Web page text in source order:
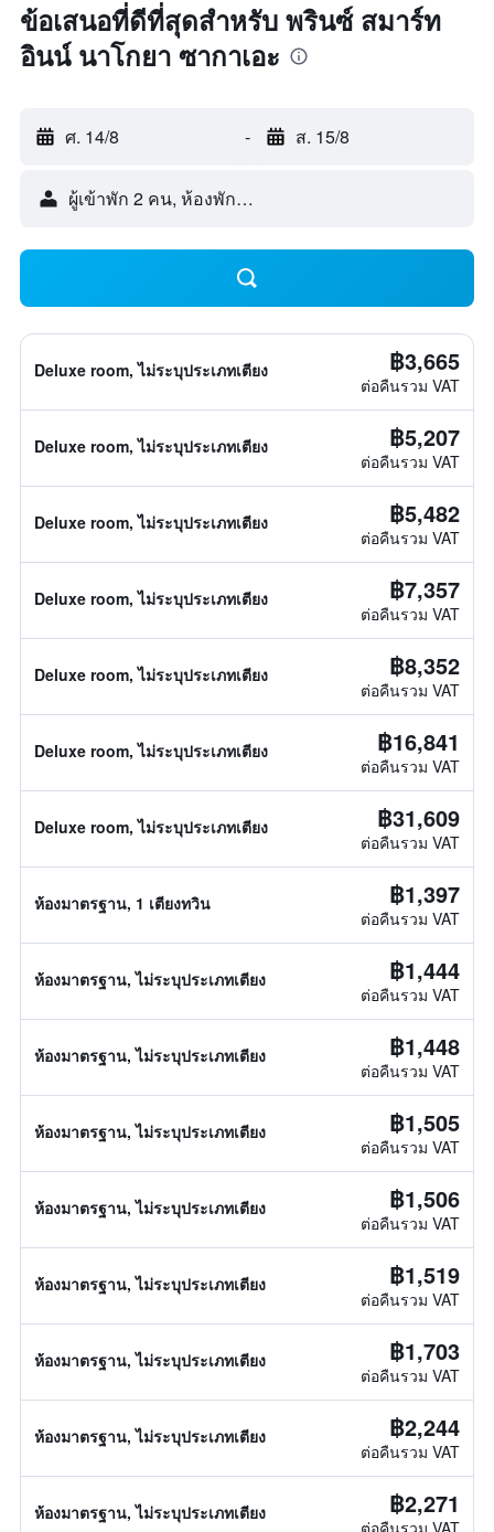
ข้อเสนอที่ดีที่สุดสำหรับ พรินซ์ สมาร์ท
อินน์ นาโกยา ซากาเอะ
ศ. 14/8 - ส. 15/8
ผู้เข้าพัก 2 คน, ห้องพัก 1 ห้อง
Deluxe room, ไม่ระบุประเภทเตียง ฿3,665
ต่อคืนรวม VAT
Deluxe room, ไม่ระบุประเภทเตียง ฿5,207
ต่อคืนรวม VAT
Deluxe room, ไม่ระบุประเภทเตียง ฿5,482
ต่อคืนรวม VAT
Deluxe room, ไม่ระบุประเภทเตียง ฿7,357
ต่อคืนรวม VAT
Deluxe room, ไม่ระบุประเภทเตียง ฿8,352
ต่อคืนรวม VAT
Deluxe room, ไม่ระบุประเภทเตียง ฿16,841
ต่อคืนรวม VAT
Deluxe room, ไม่ระบุประเภทเตียง ฿31,609
ต่อคืนรวม VAT
ห้องมาตรฐาน, 1 เตียงทวิน ฿1,397
ต่อคืนรวม VAT
ห้องมาตรฐาน, ไม่ระบุประเภทเตียง ฿1,444
ต่อคืนรวม VAT
ห้องมาตรฐาน, ไม่ระบุประเภทเตียง ฿1,448
ต่อคืนรวม VAT
ห้องมาตรฐาน, ไม่ระบุประเภทเตียง ฿1,505
ต่อคืนรวม VAT
ห้องมาตรฐาน, ไม่ระบุประเภทเตียง ฿1,506
ต่อคืนรวม VAT
ห้องมาตรฐาน, ไม่ระบุประเภทเตียง ฿1,519
ต่อคืนรวม VAT
ห้องมาตรฐาน, ไม่ระบุประเภทเตียง ฿1,703
ต่อคืนรวม VAT
ห้องมาตรฐาน, ไม่ระบุประเภทเตียง ฿2,244
ต่อคืนรวม VAT
ห้องมาตรฐาน, ไม่ระบุประเภทเตียง ฿2,271
ต่อคืนรวม VAT